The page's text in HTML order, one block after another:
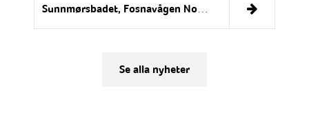
Sunnmørsbadet, Fosnavågen Norge
Se alla nyheter